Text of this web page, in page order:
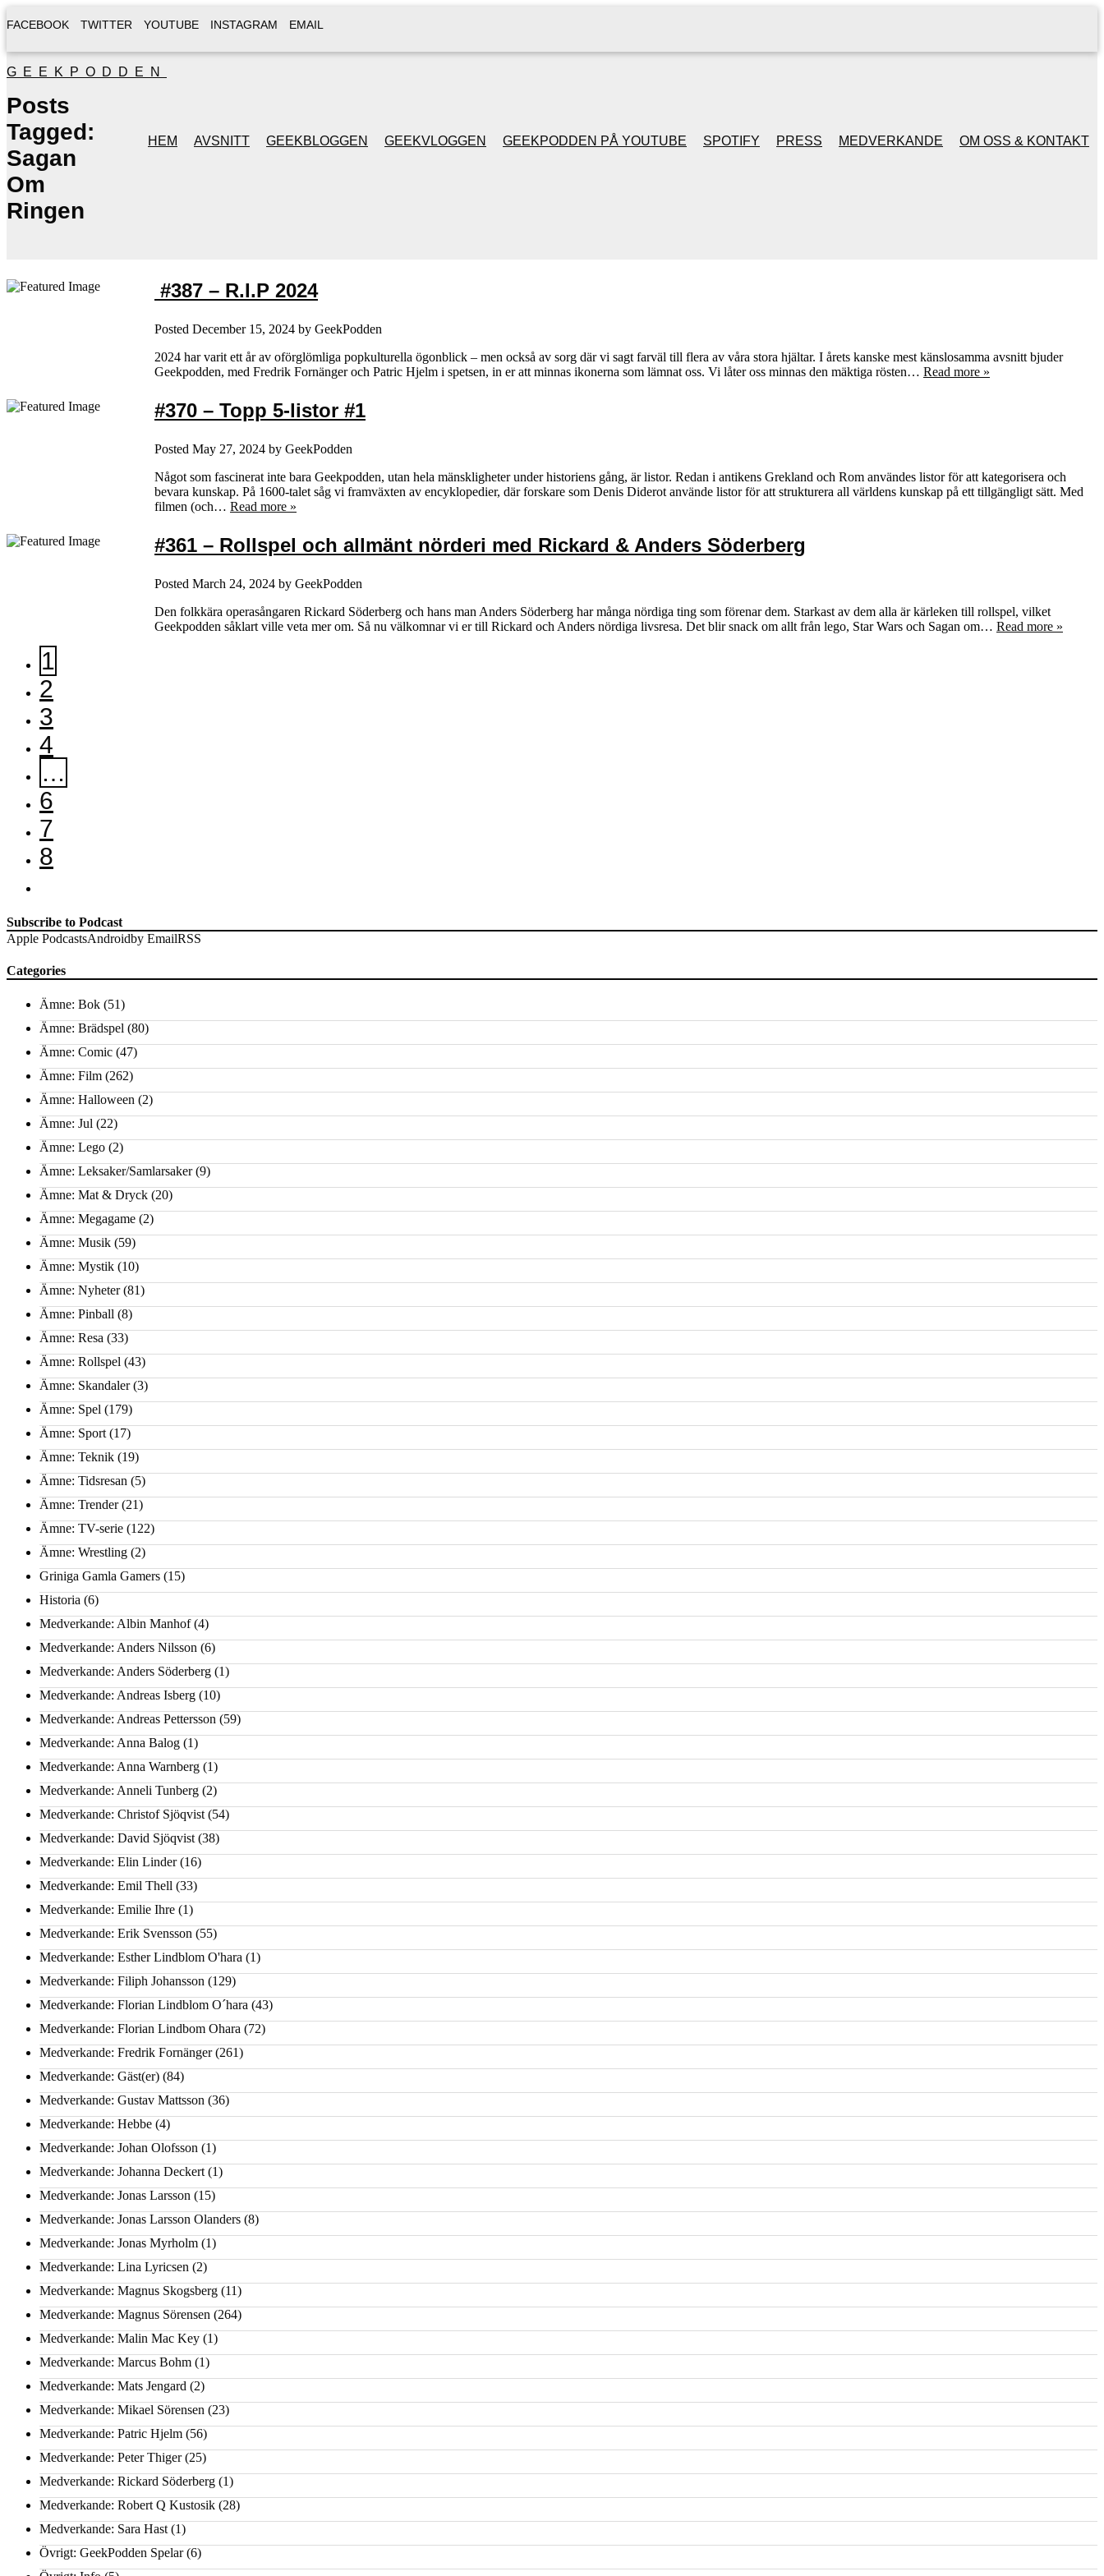
FACEBOOK TWITTER YOUTUBE INSTAGRAM EMAIL
GEEKPODDEN
HEM AVSNITT GEEKBLOGGEN GEEKVLOGGEN GEEKPODDEN PÅ YOUTUBE
JULSPECIALER 2013
SPOTIFY PRESS MEDVERKANDE OM OSS & KONTAKT
Posts
Tagged:
Sagan
Om
Ringen
#387 – R.I.P 2024
Posted December 15, 2024 by GeekPodden
2024 har varit ett år av oförglömliga popkulturella ögonblick – men också av sorg där vi sagt farväl till flera av våra stora hjältar. I årets kanske mest känslosamma avsnitt bjuder
Geekpodden, med Fredrik Fornänger och Patric Hjelm i spetsen, in er att minnas ikonerna som lämnat oss. Vi låter oss minnas den mäktiga rösten… Read more »
#370 – Topp 5-listor #1
Posted May 27, 2024 by GeekPodden
Något som fascinerat inte bara Geekpodden, utan hela mänskligheter under historiens gång, är listor. Redan i antikens Grekland och Rom användes listor för att kategorisera och
bevara kunskap. På 1600-talet såg vi framväxten av encyklopedier, där forskare som Denis Diderot använde listor för att strukturera all världens kunskap på ett tillgängligt sätt. Med
filmen (och… Read more »
#361 – Rollspel och allmänt nörderi med Rickard & Anders Söderberg
Posted March 24, 2024 by GeekPodden
Den folkkära operasångaren Rickard Söderberg och hans man Anders Söderberg har många nördiga ting som förenar dem. Starkast av dem alla är kärleken till rollspel, vilket
Geekpodden såklart ville veta mer om. Så nu välkomnar vi er till Rickard och Anders nördiga livsresa. Det blir snack om allt från lego, Star Wars och Sagan om… Read more »
1
2
3
4
…
6
7
8
Subscribe to Podcast
Apple PodcastsAndroidby EmailRSS
Categories
Ämne: Bok (51)
Ämne: Brädspel (80)
Ämne: Comic (47)
Ämne: Film (262)
Ämne: Halloween (2)
Ämne: Jul (22)
Ämne: Lego (2)
Ämne: Leksaker/Samlarsaker(9)
Ämne: Mat & Dryck (20)
Ämne: Megagame (2)
Ämne: Musik (59)
Ämne: Mystik (10)
Ämne: Nyheter(81)
Ämne: Pinball (8)
Ämne: Resa (33)
Ämne: Rollspel (43)
Ämne: Skandaler(3)
Ämne: Spel (179)
Ämne: Sport (17)
Ämne: Teknik (19)
Ämne: Tidsresan (5)
Ämne: Trender(21)
Ämne: TV-serie (122)
Ämne: Wrestling (2)
Griniga Gamla Gamers (15)
Historia (6)
Medverkande: Albin Manhof(4)
Medverkande: Anders Nilsson (6)
Medverkande: Anders Söderberg (1)
Medverkande: Andreas Isberg (10)
Medverkande: Andreas Pettersson (59)
Medverkande: Anna Balog (1)
Medverkande: Anna Warnberg (1)
Medverkande: Anneli Tunberg (2)
Medverkande: Christof Sjöqvist (54)
Medverkande: David Sjöqvist (38)
Medverkande: Elin Linder(16)
Medverkande: Emil Thell (33)
Medverkande: Emilie Ihre (1)
Medverkande: Erik Svensson (55)
Medverkande: Esther Lindblom O'hara (1)
Medverkande: Filiph Johansson (129)
Medverkande: Florian Lindblom O´hara (43)
Medverkande: Florian Lindbom Ohara (72)
Medverkande: Fredrik Fornänger(261)
Medverkande: Gäst(er) (84)
Medverkande: Gustav Mattsson (36)
Medverkande: Hebbe (4)
Medverkande: Johan Olofsson (1)
Medverkande: Johanna Deckert (1)
Medverkande: Jonas Larsson (15)
Medverkande: Jonas Larsson Olanders (8)
Medverkande: Jonas Myrholm (1)
Medverkande: Lina Lyricsen (2)
Medverkande: Magnus Skogsberg (11)
Medverkande: Magnus Sörensen (264)
Medverkande: Malin Mac Key (1)
Medverkande: Marcus Bohm (1)
Medverkande: Mats Jengard (2)
Medverkande: Mikael Sörensen (23)
Medverkande: Patric Hjelm (56)
Medverkande: Peter Thiger(25)
Medverkande: Rickard Söderberg (1)
Medverkande: Robert Q Kustosik (28)
Medverkande: Sara Hast (1)
Övrigt: GeekPodden Spelar(6)